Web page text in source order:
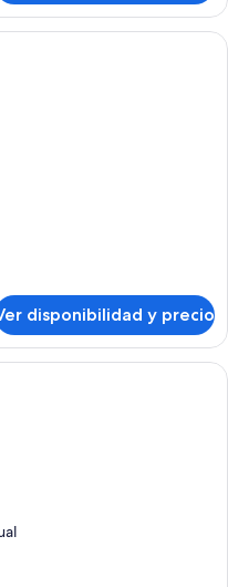
dormitorio con techo inclinado,
disponibilidad y precio
dormitorio con techo inclinado,